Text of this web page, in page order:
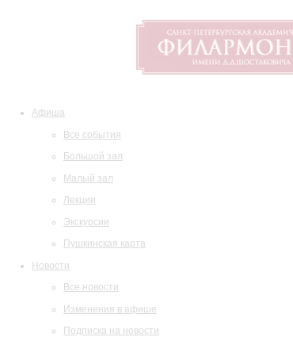
Афиша
Все события
Большой зал
Малый зал
Лекции
Экскурсии
Пушкинская карта
Новости
Все новости
Изменения в афише
Подписка на новости